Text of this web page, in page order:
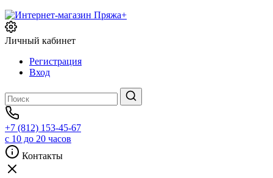
Личный кабинет
Регистрация
Вход
+7 (812) 153-45-67
с 10 до 20 часов
Контакты